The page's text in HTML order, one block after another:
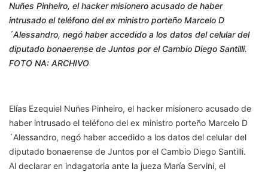
Nuñes Pinheiro, el hacker misionero acusado de haber
intrusado el teléfono del ex ministro porteño Marcelo D
´Alessandro, negó haber accedido a los datos del celular del
diputado bonaerense de Juntos por el Cambio Diego Santilli.
FOTO NA: ARCHIVO
Elías Ezequiel Nuñes Pinheiro, el hacker misionero acusado de
haber intrusado el teléfono del ex ministro porteño Marcelo D
´Alessandro, negó haber accedido a los datos del celular del
diputado bonaerense de Juntos por el Cambio Diego Santilli.
Al declarar en indagatoria ante la jueza María Servini, el